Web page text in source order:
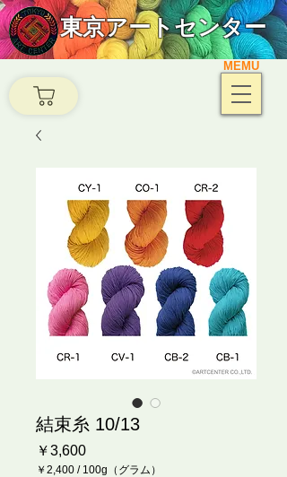
東京アートセンター
MEMU
結束糸 10/13
￥3,600価
格
￥2,400 / 100g（グラム）